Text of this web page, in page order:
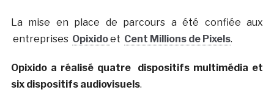
La mise en place de parcours a été confiée aux
entreprises Opixidoet Cent Millions de Pixels.
Opixido a réalisé quatre dispositifs multimédia et
six dispositifs audiovisuels.